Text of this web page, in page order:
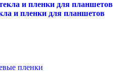
и пленки для планшетов
пленки